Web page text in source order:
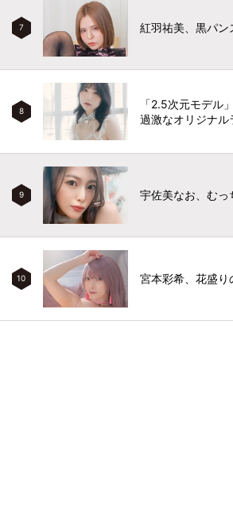
7 紅羽祐美、黒パン
8
「2.5次元モデル
過激なオリジナル
9 宇佐美なお、むっ
10 宮本彩希、花盛り